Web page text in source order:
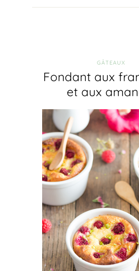
GÂTEAUX
Fondant aux
et aux